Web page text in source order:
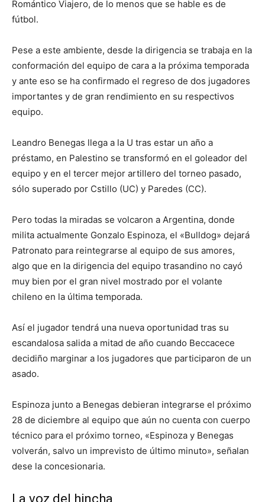
Romántico Viajero, de lo menos que se hable es de
fútbol.
Pese a este ambiente, desde la dirigencia se trabaja en la
conformación del equipo de cara a la próxima temporada
y ante eso se ha confirmado el regreso de dos jugadores
importantes y de gran rendimiento en su respectivos
equipo.
Leandro Benegas llega a la U tras estar un año a
préstamo, en Palestino se transformó en el goleador del
equipo y en el tercer mejor artillero del torneo pasado,
sólo superado por Cstillo (UC) y Paredes (CC).
Pero todas la miradas se volcaron a Argentina, donde
milita actualmente Gonzalo Espinoza, el «Bulldog» dejará
Patronato para reintegrarse al equipo de sus amores,
algo que en la dirigencia del equipo trasandino no cayó
muy bien por el gran nivel mostrado por el volante
chileno en la última temporada.
Así el jugador tendrá una nueva oportunidad tras su
escandalosa salida a mitad de año cuando Beccacece
decidiño marginar a los jugadores que participaron de un
asado.
Espinoza junto a Benegas debieran integrarse el próximo
28 de diciembre al equipo que aún no cuenta con cuerpo
técnico para el próximo torneo, «Espinoza y Benegas
volverán, salvo un imprevisto de último minuto», señalan
dese la concesionaria.
La voz del hincha